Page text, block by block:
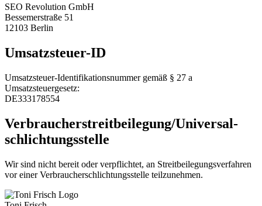
SEO Revolution GmbH
Bessemerstraße 51
12103 Berlin
Umsatzsteuer-ID
Umsatzsteuer-Identifikationsnummer gemäß § 27 a
Umsatzsteuergesetz:
DE333178554
Verbraucher­streit­beilegung/Universal­
schlichtungs­stelle
Wir sind nicht bereit oder verpflichtet, an Streitbeilegungsverfahren
vor einer Verbraucherschlichtungsstelle teilzunehmen.